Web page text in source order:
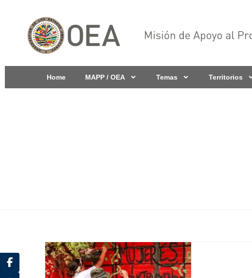
Home MAPP / OEA Temas Territorios